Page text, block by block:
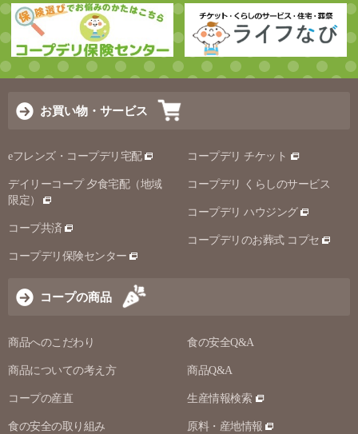
お買い物・サービス
eフレンズ・コープデリ宅配
デイリーコープ 夕食宅配（地域
限定）
コープ共済
コープデリ保険センター
コープデリ チケット
コープデリ くらしのサービス
コープデリ ハウジング
コープデリのお葬式 コプセ
コープの商品
商品へのこだわり
商品についての考え方
コープの産直
食の安全の取り組み
食の安全Q&A
商品Q&A
生産情報検索
原料・産地情報